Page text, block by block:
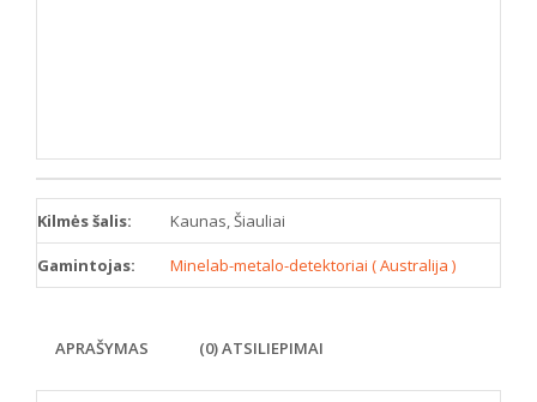
Kilmės šalis: Kaunas, Šiauliai
Gamintojas: Minelab-metalo-detektoriai ( Australija )
APRAŠYMAS (0) ATSILIEPIMAI